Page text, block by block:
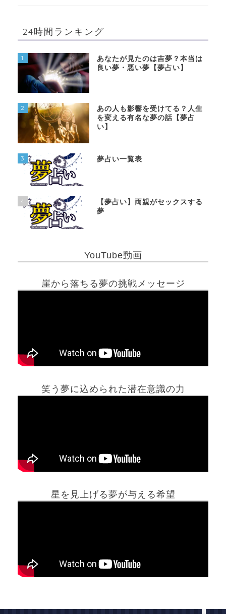
24時間ランキング
1
あなたが見たのは吉夢？本当は
良い夢・悪い夢【夢占い】
2
あの人も影響を受けてる？人生
を変える有名な夢の話【夢占
い】
3 夢占い一覧表
4
【夢占い】両親がセックスする
夢
YouTube動画
崖から落ちる夢の挑戦メッセージ
笑う夢に込められた潜在意識の力
星を見上げる夢が与える希望
ホーム
最新記事動画